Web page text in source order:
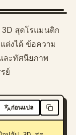
สุดโรแมนติก
ต่งได้ ข้อความ
ละทัศนียภาพ
ย์
ก่อนแปล